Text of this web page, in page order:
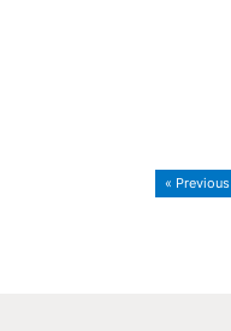
« Previous